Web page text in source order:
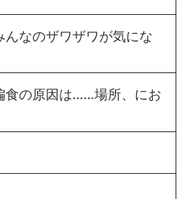
なのザワザワが気にな
食の原因は……場所、にお